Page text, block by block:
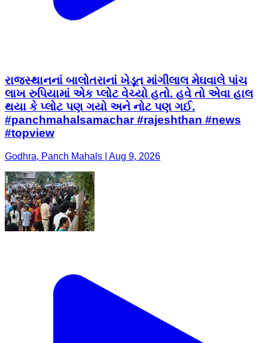
રાજસ્થાનનાં બાલોતરાનાં ખેડૂત માંગીલાલ મેઘવાલે પાંચ
લાખ રુપિયામાં એક પ્લોટ વેચ્યો હતો. હવે તો એવા હાલ
થયા કે પ્લોટ પણ ગયો અને નોટ પણ ગઈ.
#panchmahalsamachar #rajeshthan #news
#topview
Godhra, Panch Mahals | Aug 9, 2026